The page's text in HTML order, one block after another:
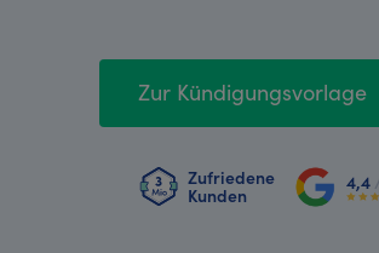
Zur Kündigungsvorlage
Zufriedene
Kunden
4,4